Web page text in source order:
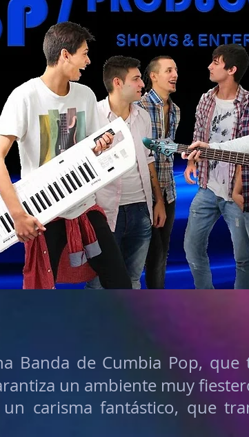
Banda de Cumbia Pop,
un ambiente muy
carisma fantástico, que